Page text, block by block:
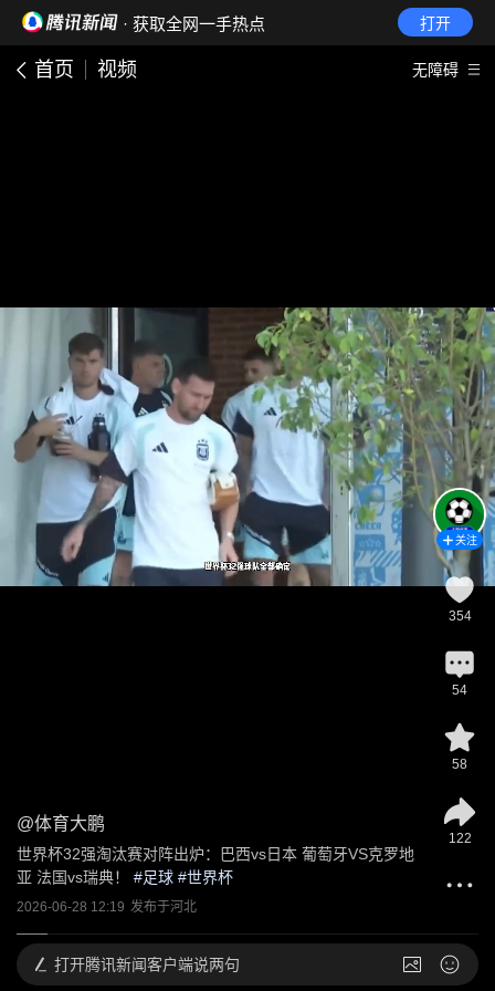
· 获取全网一手热点 打开
首页 视频 无障碍
@体育大鹏
世界杯32强淘汰赛对阵出炉：巴西vs日本 葡萄牙VS克罗地
亚 法国vs瑞典！
#足球 #世界杯
2026-06-28 12:19 发布于河北
关注
354
54
58
122
打开腾讯新闻客户端说两句